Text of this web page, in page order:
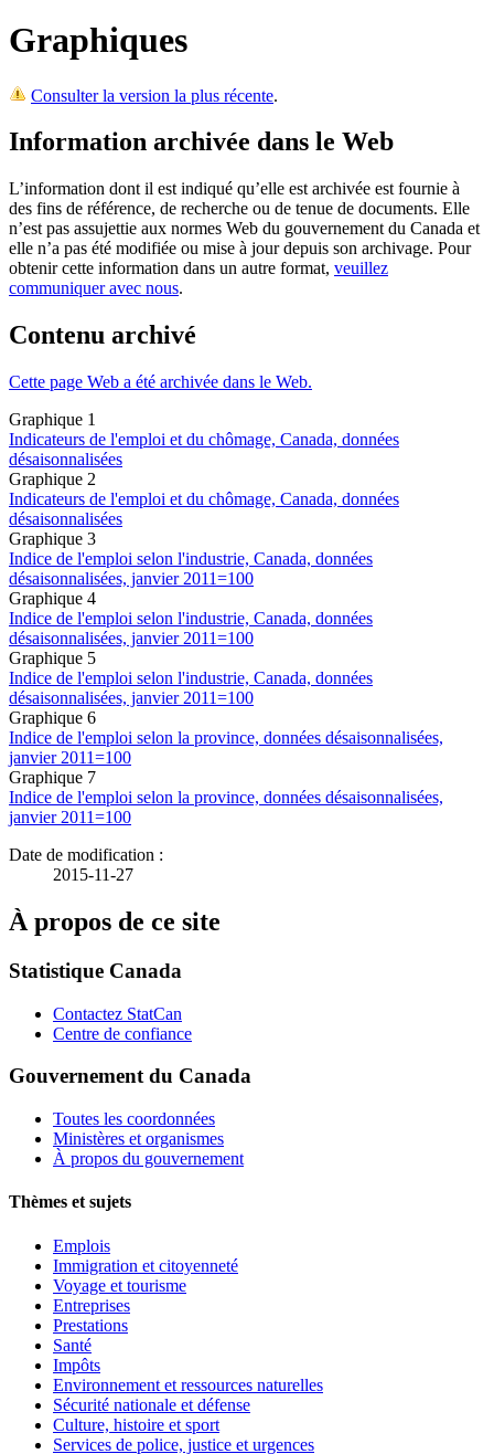
Graphiques
Consulter la version la plus récente.
Information archivée dans le Web
L’information dont il est indiqué qu’elle est archivée est fournie à
des fins de référence, de recherche ou de tenue de documents. Elle
n’est pas assujettie aux normes Web du gouvernement du Canada et
elle n’a pas été modifiée ou mise à jour depuis son archivage. Pour
obtenir cette information dans un autre format, veuillez
communiquer avec nous.
Contenu archivé
Cette page Web a été archivée dans le Web.
Graphique 1
Indicateurs de l'emploi et du chômage, Canada, données
désaisonnalisées
Graphique 2
Indicateurs de l'emploi et du chômage, Canada, données
désaisonnalisées
Graphique 3
Indice de l'emploi selon l'industrie, Canada, données
désaisonnalisées, janvier 2011=100
Graphique 4
Indice de l'emploi selon l'industrie, Canada, données
désaisonnalisées, janvier 2011=100
Graphique 5
Indice de l'emploi selon l'industrie, Canada, données
désaisonnalisées, janvier 2011=100
Graphique 6
Indice de l'emploi selon la province, données désaisonnalisées,
janvier 2011=100
Graphique 7
Indice de l'emploi selon la province, données désaisonnalisées,
janvier 2011=100
Date de modification :
2015-11-27
À propos de ce site
Statistique Canada
Contactez StatCan
Centre de confiance
Gouvernement du Canada
Toutes les coordonnées
Ministères et organismes
À propos du gouvernement
Thèmes et sujets
Emplois
Immigration et citoyenneté
Voyage et tourisme
Entreprises
Prestations
Santé
Impôts
Environnement et ressources naturelles
Sécurité nationale et défense
Culture, histoire et sport
Services de police, justice et urgences